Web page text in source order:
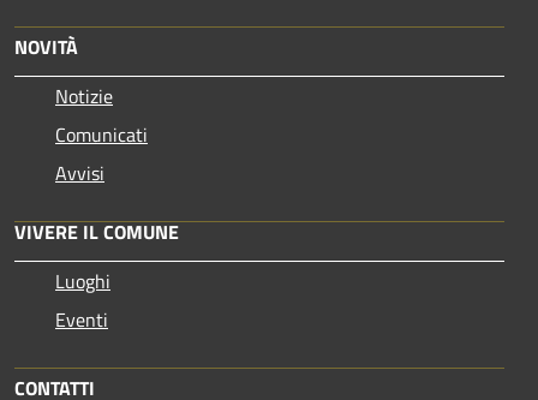
NOVITÀ
Notizie
Comunicati
Avvisi
VIVERE IL COMUNE
Luoghi
Eventi
CONTATTI